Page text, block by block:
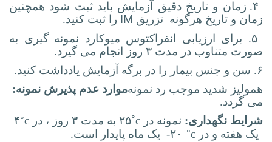
زمان و تاریخ هرگونه تزریق IM را ثبت کنید.
۵. برای ارزیابی انفراکتوس میوکارد نمونه گیری به
صورت متناوب در مدت ۳ روز انجام می گیرد.
۶. سن و جنس بیمار را در برگه آزمایش یادداشت کنید.
موارد عدم پذیرش نمونه:همولیز شدید موجب رد نمونه
می گردد.
شرایط نگهداری: نمونه در c
◦۲۵ به مدت c
◦۴
یک هفته و در c
◦ ۲۰- یک ماه پایدار است.